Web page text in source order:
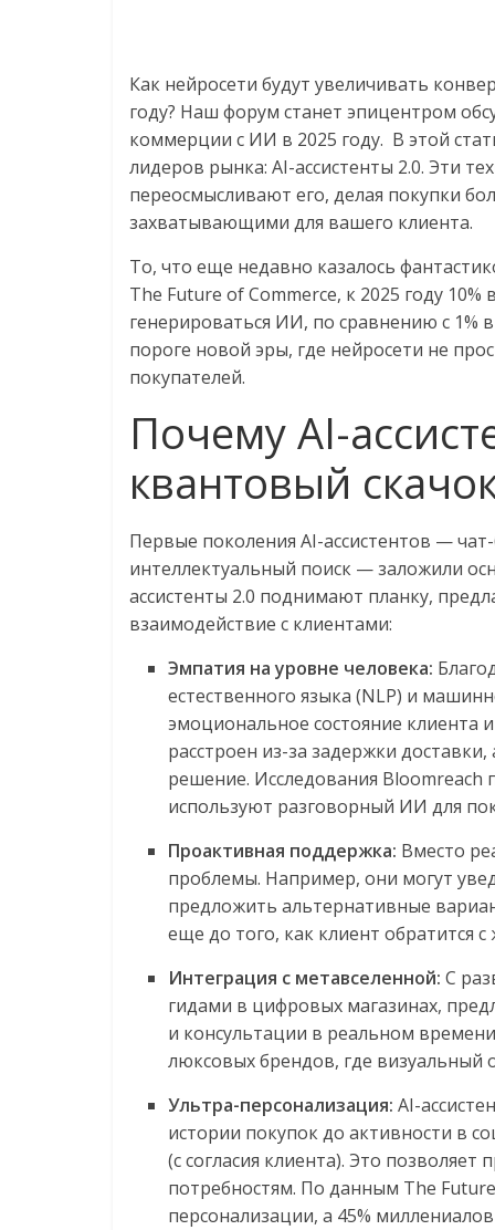
Как нейросети будут увеличивать
году? Наш форум станет эпицентром
коммерции с ИИ в 2025 году. В этой
лидеров рынка: AI-ассистенты 2.0. Эти
переосмысливают его, делая покупки
захватывающими для вашего клиента.
То, что еще недавно казалось
The Future of Commerce, к 2025 году
генерироваться ИИ, по сравнению с 1%
пороге новой эры, где нейросети не
покупателей.
Почему AI-
квантовый
Первые поколения AI-ассистентов —
интеллектуальный поиск — заложили
ассистенты 2.0 поднимают планку,
взаимодействие с клиентами:
Эмпатия на уровне человека:
естественного языка (NLP) и
эмоциональное состояние клиента
расстроен из-за задержки
решение. Исследования Bloomreach
используют разговорный ИИ для
Проактивная поддержка: Вместо
проблемы. Например, они могут
предложить альтернативные
еще до того, как клиент обратится с
Интеграция с метавселенной: С
гидами в цифровых магазинах,
и консультации в реальном
люксовых брендов, где визуальный
Ультра-персонализация: AI-
истории покупок до активности в
(с согласия клиента). Это
потребностям. По данным The
персонализации, а 45%